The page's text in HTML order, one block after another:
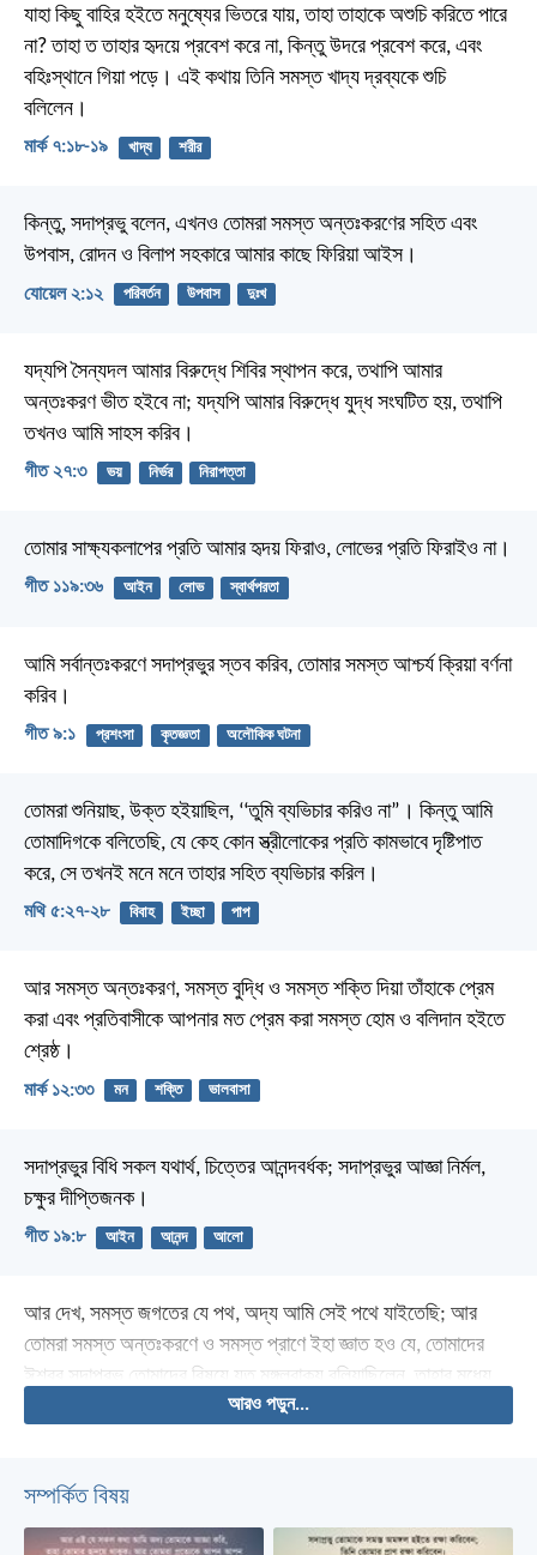
যাহা কিছু বাহির হইতে মনুষ্যের ভিতরে যায়, তাহা তাহাকে অশুচি করিতে পারে
না? তাহা ত তাহার হৃদয়ে প্রবেশ করে না, কিন্তু উদরে প্রবেশ করে, এবং
বহিঃস্থানে গিয়া পড়ে। এই কথায় তিনি সমস্ত খাদ্য দ্রব্যকে শুচি
বলিলেন।
মার্ক ৭:১৮-১৯ খাদ্য শরীর
কিন্তু, সদাপ্রভু বলেন, এখনও তোমরা সমস্ত অন্তঃকরণের সহিত এবং
উপবাস, রোদন ও বিলাপ সহকারে আমার কাছে ফিরিয়া আইস।
যোয়েল ২:১২ পরিবর্তন উপবাস দুঃখ
যদ্যপি সৈন্যদল আমার বিরুদ্ধে শিবির স্থাপন করে,তথাপি আমার
অন্তঃকরণ ভীত হইবে না; যদ্যপি আমার বিরুদ্ধে যুদ্ধ সংঘটিত হয়,তথাপি
তখনও আমি সাহস করিব।
গীত ২৭:৩ ভয় নির্ভর নিরাপত্তা
তোমার সাক্ষ্যকলাপের প্রতি আমার হৃদয় ফিরাও, লোভের প্রতি ফিরাইও না।
গীত ১১৯:৩৬ আইন লোভ স্বার্থপরতা
আমি সর্বান্তঃকরণে সদাপ্রভুর স্তব করিব, তোমার সমস্ত আশ্চর্য ক্রিয়া বর্ণনা
করিব।
গীত ৯:১ প্রশংসা কৃতজ্ঞতা অলৌকিক ঘটনা
তোমরা শুনিয়াছ, উক্ত হইয়াছিল, ‘‘তুমি ব্যভিচার করিও না”। কিন্তু আমি
তোমাদিগকে বলিতেছি, যে কেহ কোন স্ত্রীলোকের প্রতি কামভাবে দৃষ্টিপাত
করে, সে তখনই মনে মনে তাহার সহিত ব্যভিচার করিল।
মথি ৫:২৭-২৮ বিবাহ ইচ্ছা পাপ
আর সমস্ত অন্তঃকরণ, সমস্ত বুদ্ধি ও সমস্ত শক্তি দিয়া তাঁহাকে প্রেম
করা এবং প্রতিবাসীকে আপনার মত প্রেম করা সমস্ত হোম ও বলিদান হইতে
শ্রেষ্ঠ।
মার্ক ১২:৩৩ মন শক্তি ভালবাসা
সদাপ্রভুর বিধি সকল যথার্থ, চিত্তের আনন্দবর্ধক; সদাপ্রভুর আজ্ঞা নির্মল,
চক্ষুর দীপ্তিজনক।
গীত ১৯:৮ আইন আনন্দ আলো
আর দেখ, সমস্ত জগতের যে পথ, অদ্য আমি সেই পথে যাইতেছি; আর
তোমরা সমস্ত অন্তঃকরণে ও সমস্ত প্রাণে ইহা জ্ঞাত হও যে, তোমাদের
ঈশ্বর সদাপ্রভু তোমাদের বিষয়ে যত মঙ্গলবাক্য বলিয়াছিলেন, তাহার মধ্যে
একটিও বিফল হয় নাই; তোমাদের পক্ষে সকলই সফল হইয়াছে, তাহার
আরও পড়ুন...
সম্পর্কিত বিষয়